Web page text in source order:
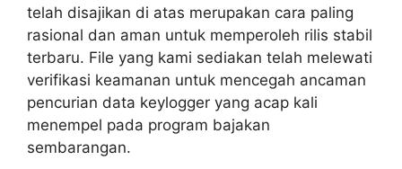
telah disajikan di atas merupakan cara paling
rasional dan aman untuk memperoleh rilis stabil
terbaru. File yang kami sediakan telah melewati
verifikasi keamanan untuk mencegah ancaman
pencurian data keylogger yang acap kali
menempel pada program bajakan
sembarangan.